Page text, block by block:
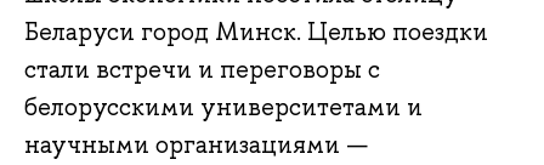
Беларуси город Минск. Целью поездки
стали встречи и переговоры с
белорусскими университетами и
научными организациями —